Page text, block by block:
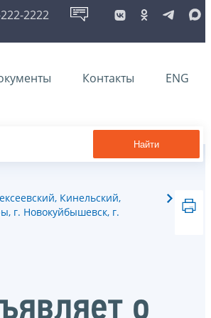
2222
Контакты ENG
Найти
Кинельский,
г. Новокуйбышевск, г.
о